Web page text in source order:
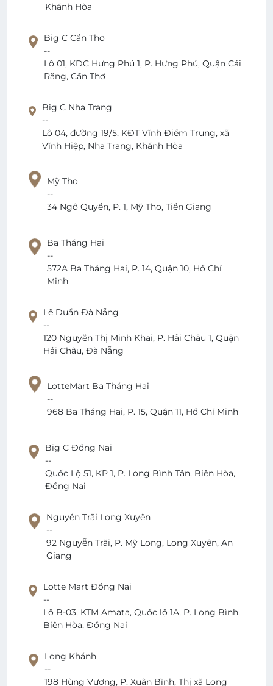
Khánh Hòa
Big C Cần Thơ
--
Lô 01, KDC Hưng Phú 1, P. Hưng Phú, Quận Cái
Răng, Cần Thơ
Big C Nha Trang
--
Lô 04, đường 19/5, KĐT Vĩnh Điềm Trung, xã
Vĩnh Hiệp, Nha Trang, Khánh Hòa
Mỹ Tho
--
34 Ngô Quyền, P. 1, Mỹ Tho, Tiền Giang
Ba Tháng Hai
--
572A Ba Tháng Hai, P. 14, Quận 10, Hồ Chí
Minh
Lê Duẩn Đà Nẵng
--
120 Nguyễn Thị Minh Khai, P. Hải Châu 1, Quận
Hải Châu, Đà Nẵng
LotteMart Ba Tháng Hai
--
968 Ba Tháng Hai, P. 15, Quận 11, Hồ Chí Minh
Big C Đồng Nai
--
Quốc Lộ 51, KP 1, P. Long Bình Tân, Biên Hòa,
Đồng Nai
Nguyễn Trãi Long Xuyên
--
92 Nguyễn Trãi, P. Mỹ Long, Long Xuyên, An
Giang
Lotte Mart Đồng Nai
--
Lô B-03, KTM Amata, Quốc lộ 1A, P. Long Bình,
Biên Hòa, Đồng Nai
Long Khánh
--
198 Hùng Vương, P. Xuân Bình, Thị xã Long